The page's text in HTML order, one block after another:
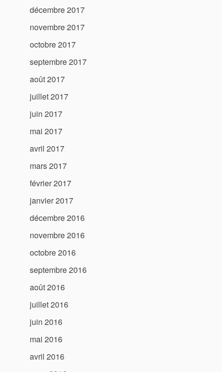
décembre 2017
novembre 2017
octobre 2017
septembre 2017
août 2017
juillet 2017
juin 2017
mai 2017
avril 2017
mars 2017
février 2017
janvier 2017
décembre 2016
novembre 2016
octobre 2016
septembre 2016
août 2016
juillet 2016
juin 2016
mai 2016
avril 2016